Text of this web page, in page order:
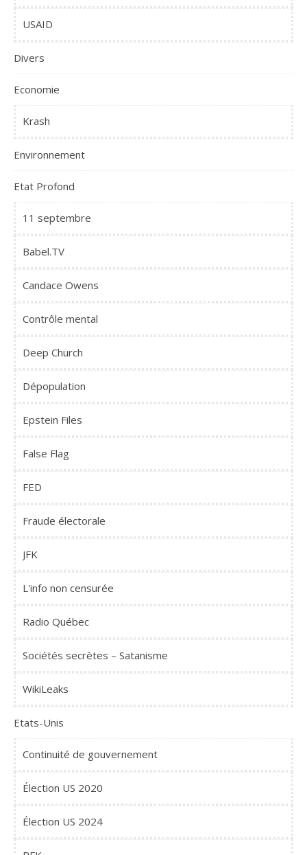
USAID
Divers
Economie
Krash
Environnement
Etat Profond
11 septembre
Babel.TV
Candace Owens
Contrôle mental
Deep Church
Dépopulation
Epstein Files
False Flag
FED
Fraude électorale
JFK
L'info non censurée
Radio Québec
Sociétés secrètes – Satanisme
WikiLeaks
Etats-Unis
Continuité de gouvernement
Élection US 2020
Élection US 2024